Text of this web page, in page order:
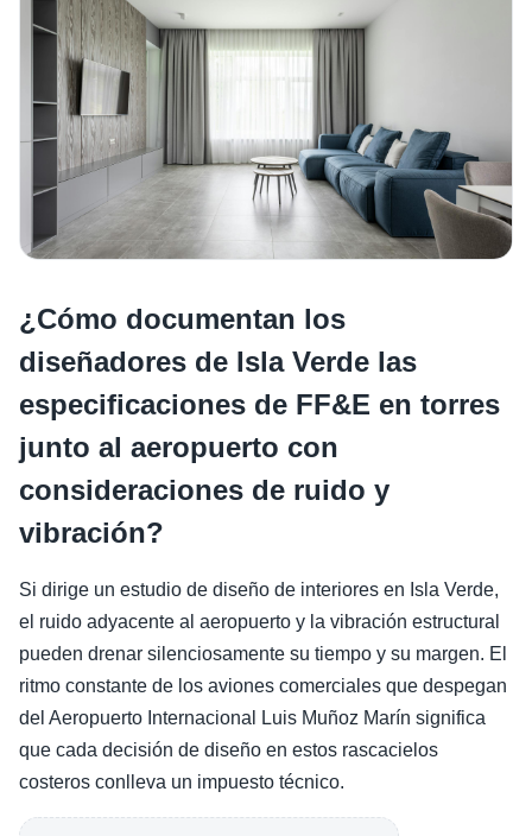
¿Cómo documentan los
diseñadores de Isla Verde las
especificaciones de FF&E en torres
junto al aeropuerto con
consideraciones de ruido y
vibración?
Si dirige un estudio de diseño de interiores en Isla Verde,
el ruido adyacente al aeropuerto y la vibración estructural
pueden drenar silenciosamente su tiempo y su margen. El
ritmo constante de los aviones comerciales que despegan
del Aeropuerto Internacional Luis Muñoz Marín significa
que cada decisión de diseño en estos rascacielos
costeros conlleva un impuesto técnico.